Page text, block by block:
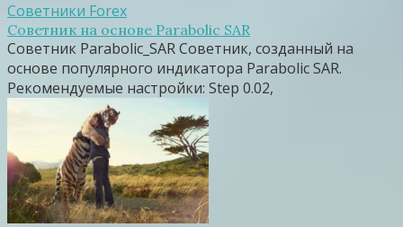
Советники Forex
Советник на основе Parabolic SAR
Советник Parabolic_SAR Cоветник, созданный на
основе популярного индикатора Parabolic SAR.
Рекомендуемые настройки: Step 0.02,